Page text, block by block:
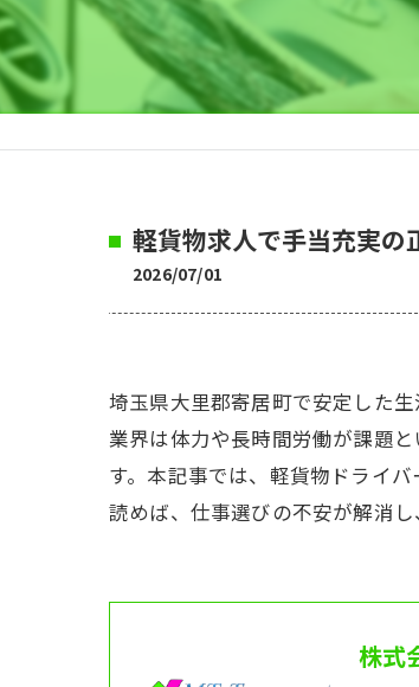
軽貨物求人で手当充実の
2026/07/01
埼玉県大里郡寄居町で安定した
業界は体力や長時間労働が課題
す。本記事では、軽貨物ドライ
読めば、仕事選びの不安が解消し
株式